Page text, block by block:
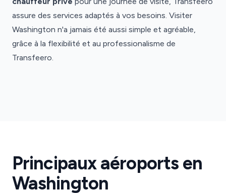
assure des services adaptés à vos besoins. Visiter
Washington n'a jamais été aussi simple et agréable,
grâce à la flexibilité et au professionalisme de
Transfeero.
Principaux aéroports en
Washington
Washington
·
Aéroport
Washington
Reagan
·